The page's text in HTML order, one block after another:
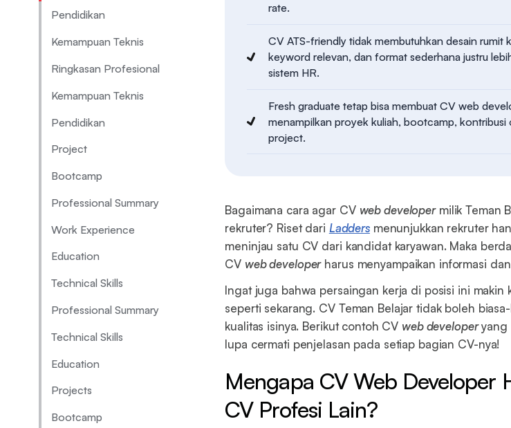
Pendidikan
Kemampuan Teknis
Ringkasan Profesional
Kemampuan Teknis
Pendidikan
Project
Bootcamp
Professional Summary
Work Experience
Education
Technical Skills
Professional Summary
Technical Skills
Education
Projects
Bootcamp
rate.
CV ATS-friendly tidak membutuhkan desain rumit
keyword relevan, dan format sederhana justru
sistem HR.
Fresh graduate tetap bisa membuat CV web
menampilkan proyek kuliah, bootcamp,
project.
Bagaimana cara agar CV web developermilik Teman
rekruter? Riset dari Laddersmenunjukkan rekruter
meninjau satu CV dari kandidat karyawan. Maka
CV web developerharus menyampaikan informasi
Ingat juga bahwa persaingan kerja di posisi ini makin
seperti sekarang. CV Teman Belajar tidak boleh
kualitas isinya. Berikut contoh CV web developeryang
lupa cermati penjelasan pada setiap bagian CV-nya!
Mengapa CV Web Developer
CV Profesi Lain?